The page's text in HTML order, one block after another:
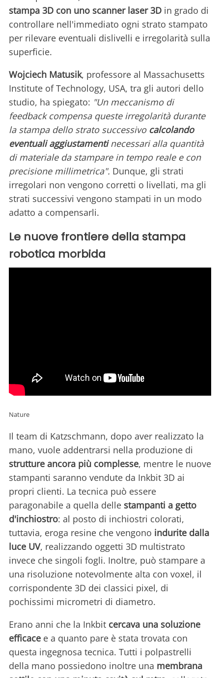
stampa 3D con uno scanner laser 3D in grado di
controllare nell'immediato ogni strato stampato
per rilevare eventuali dislivelli e irregolarità sulla
superficie.
Wojciech Matusik, professore al Massachusetts
Institute of Technology, USA, tra gli autori dello
studio, ha spiegato: "Un meccanismo di
feedback compensa queste irregolarità durante
la stampa dello strato successivo calcolando
eventuali aggiustamentinecessari alla quantità
di materiale da stampare in tempo reale e con
precisione millimetrica". Dunque, gli strati
irregolari non vengono corretti o livellati, ma gli
strati successivi vengono stampati in un modo
adatto a compensarli.
Le nuove frontiere della stampa
robotica morbida
Nature
Il team di Katzschmann, dopo aver realizzato la
mano, vuole addentrarsi nella produzione di
strutture ancora più complesse, mentre le nuove
stampanti saranno vendute da Inkbit 3D ai
propri clienti. La tecnica può essere
paragonabile a quella delle stampanti a getto
d'inchiostro: al posto di inchiostri colorati,
tuttavia, eroga resine che vengono indurite dalla
luce UV, realizzando oggetti 3D multistrato
invece che singoli fogli. Inoltre, può stampare a
una risoluzione notevolmente alta con voxel, il
corrispondente 3D dei classici pixel, di
pochissimi micrometri di diametro.
Erano anni che la Inkbit cercava una soluzione
efficace e a quanto pare è stata trovata con
questa ingegnosa tecnica. Tutti i polpastrelli
della mano possiedono inoltre una membrana